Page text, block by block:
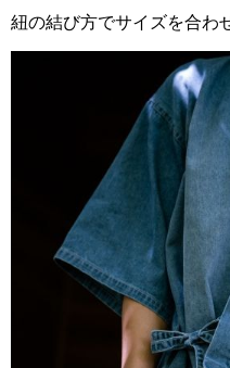
紐の結び方でサイズを合わ